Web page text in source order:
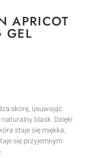
APRICOT
GEL
skórę, usuwając
blask. Dzięki
staje się miękka,
się przyjemnym